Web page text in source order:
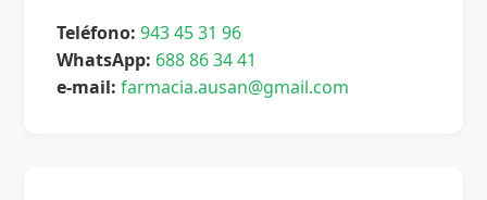
Teléfono: 943 45 31 96
WhatsApp: 688 86 34 41
e-mail: farmacia.ausan@gmail.com